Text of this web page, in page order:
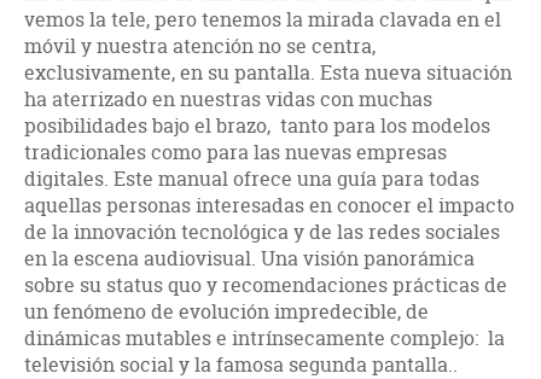
vemos la tele, pero tenemos la mirada clavada en el
móvil y nuestra atención no se centra,
exclusivamente, en su pantalla. Esta nueva situación
ha aterrizado en nuestras vidas con muchas
posibilidades bajo el brazo, tanto para los modelos
tradicionales como para las nuevas empresas
digitales. Este manual ofrece una guía para todas
aquellas personas interesadas en conocer el impacto
de la innovación tecnológica y de las redes sociales
en la escena audiovisual. Una visión panorámica
sobre su status quo y recomendaciones prácticas de
un fenómeno de evolución impredecible, de
dinámicas mutables e intrínsecamente complejo: la
televisión social y la famosa segunda pantalla..